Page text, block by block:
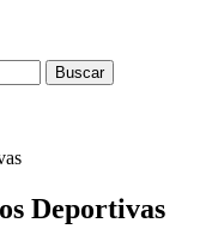
Buscar
Deportivas